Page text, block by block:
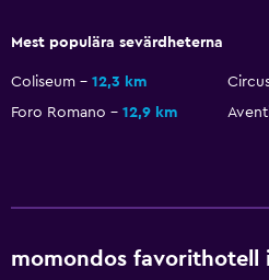
Kassaskåp
Parkering och transport
Flat-screen TV
Mest populära sevärdheterna
Coliseum 12,3 km
Foro Romano
12,9 km
momondos favorithotell